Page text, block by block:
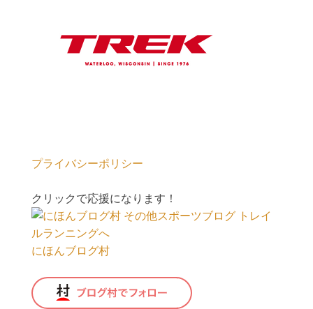
プライバシーポリシー
クリックで応援になります！
にほんブログ村